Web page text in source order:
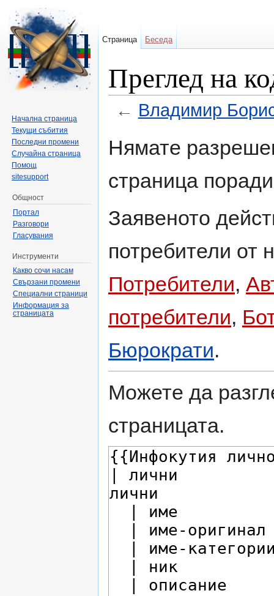
Преглед на
← Владимир
Нямате
страница
Заявеното
потребители от
Потребители,
потребители,
Бюрократи.
Можете да
страницата.
Страница Беседа
Начална страница
Текущи събития
Последни промени
Случайна страница
Помощ
sitesupport
Общност
Портал
Разговори
Гласувания
Инструменти
Какво сочи насам
Свързани промени
Специални страници
Информация за
страницата